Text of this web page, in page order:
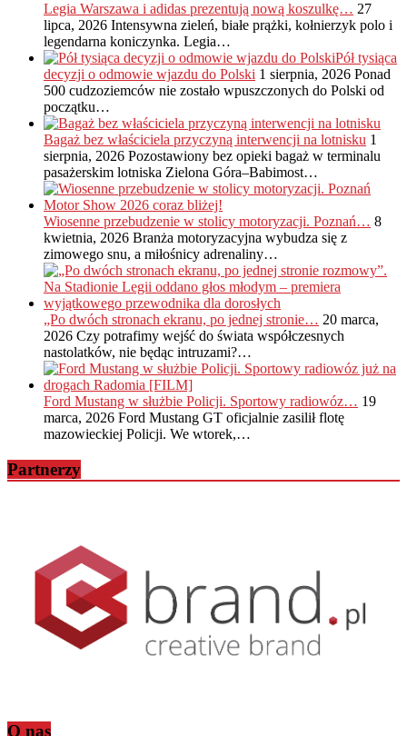
Legia Warszawa i adidas prezentują nową koszulkę… 27
lipca, 2026 Intensywna zieleń, białe prążki, kołnierzyk polo i
legendarna koniczynka. Legia…
Pół tysiąca
decyzji o odmowie wjazdu do Polski 1 sierpnia, 2026 Ponad
500 cudzoziemców nie zostało wpuszczonych do Polski od
początku…
Bagaż bez właściciela przyczyną interwencji na lotnisku 1
sierpnia, 2026 Pozostawiony bez opieki bagaż w terminalu
pasażerskim lotniska Zielona Góra–Babimost…
Wiosenne przebudzenie w stolicy motoryzacji. Poznań… 8
kwietnia, 2026 Branża motoryzacyjna wybudza się z
zimowego snu, a miłośnicy adrenaliny…
„Po dwóch stronach ekranu, po jednej stronie… 20 marca,
2026 Czy potrafimy wejść do świata współczesnych
nastolatków, nie będąc intruzami?…
Ford Mustang w służbie Policji. Sportowy radiowóz… 19
marca, 2026 Ford Mustang GT oficjalnie zasilił flotę
mazowieckiej Policji. We wtorek,…
Partnerzy
O nas